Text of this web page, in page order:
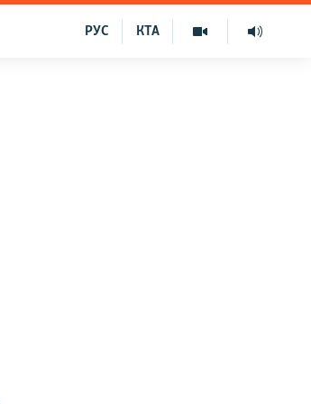
КТА
РУС